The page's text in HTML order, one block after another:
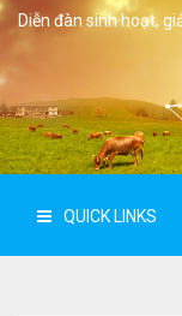
Diễn đàn sinh hoạt,
QUICK LINKS